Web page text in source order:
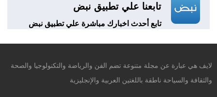
تابعنا علي تطبيق نبض
تابع أحدث اخبارك مباشرة علي تطبيق نبض
لايف هي عبارة عن مجلة متنوعة تضم الفن والرياضة والتكنولوجيا والصحة
والثقافة والسياحة ناطقة باللغتين العربية والإنجليزية